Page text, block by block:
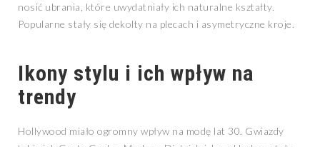
nosić ubrania, które uwydatniały ich naturalne kształty.
Popularne stały się dekolty na plecach i asymetryczne kroje.
Ikony stylu i ich wpływ na
trendy
Hollywood miało ogromny wpływ na modę lat 30. Gwiazdy